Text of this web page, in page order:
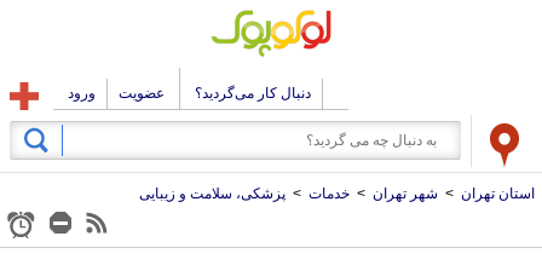
دنبال کار می‌گردید؟ عضویت ورود
استان تهران > شهر تهران > خدمات > پزشکی، سلامت و زیبایی